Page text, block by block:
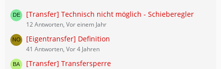
[Transfer] Technisch nicht möglich - Schieberegler
12 Antworten, Vor einem Jahr
[Eigentransfer] Definition
41 Antworten, Vor 4 Jahren
[Transfer] Transfersperre